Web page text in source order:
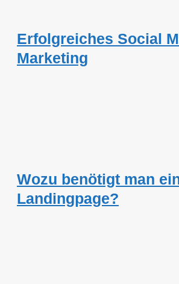
Erfolgreiches Social
Marketing
Wozu benötigt man
Landingpage?